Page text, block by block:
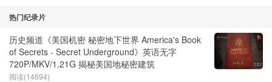
热门纪录片
历史频道《美国机密 秘密地下世界 America's Book
of Secrets - Secret Underground》英语无字
720P/MKV/1.21G 揭秘美国地秘密建筑
阅读(14694)